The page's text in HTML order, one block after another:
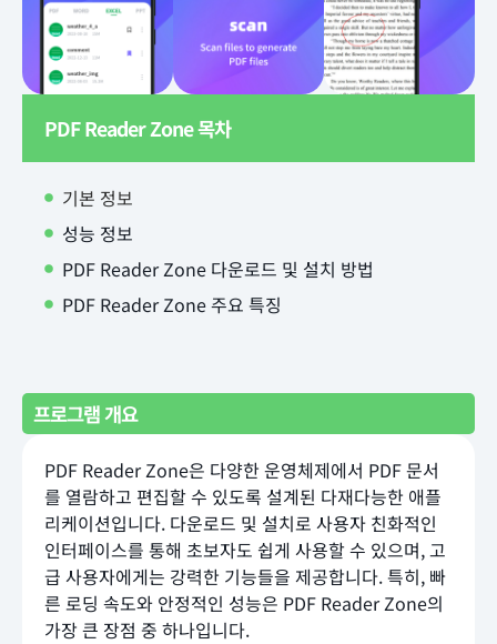
PDF Reader Zone 목차
기본 정보
성능 정보
PDF Reader Zone 다운로드 및 설치 방법
PDF Reader Zone 주요 특징
프로그램 개요
PDF Reader Zone은 다양한 운영체제에서 PDF 문서
를 열람하고 편집할 수 있도록 설계된 다재다능한 애플
리케이션입니다. 다운로드 및 설치로 사용자 친화적인
인터페이스를 통해 초보자도 쉽게 사용할 수 있으며, 고
급 사용자에게는 강력한 기능들을 제공합니다. 특히, 빠
른 로딩 속도와 안정적인 성능은 PDF Reader Zone의
가장 큰 장점 중 하나입니다.